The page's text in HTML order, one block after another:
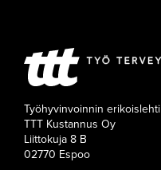
Työhyvinvoinnin erikoislehti
TTT Kustannus Oy
Liittokuja 8 B
02770 Espoo